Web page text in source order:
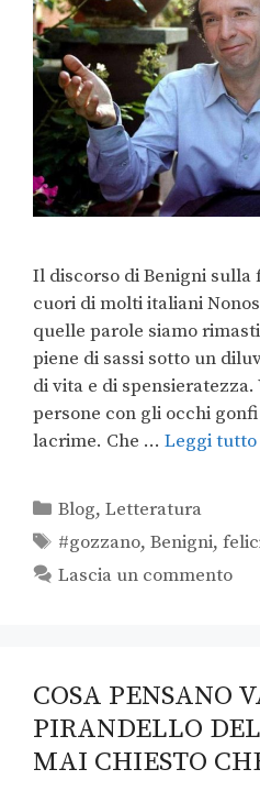
Il discorso di Benigni sulla
cuori di molti italiani
quelle parole siamo
piene di sassi sotto un
di vita e di
persone con gli occhi
lacrime. Che … Leggi tutto
Blog,Letteratura
#gozzano,Benigni,
Lascia un commento
COSA PENSANO
PIRANDELLO
MAI CHIESTO